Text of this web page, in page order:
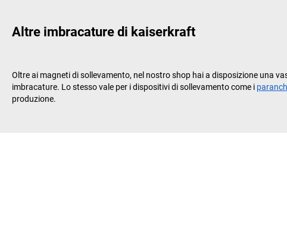
Altre imbracature di kaiserkraft
Oltre ai magneti di sollevamento, nel nostro shop hai a disposizione una
imbracature. Lo stesso vale per i dispositivi di sollevamento come i
produzione.